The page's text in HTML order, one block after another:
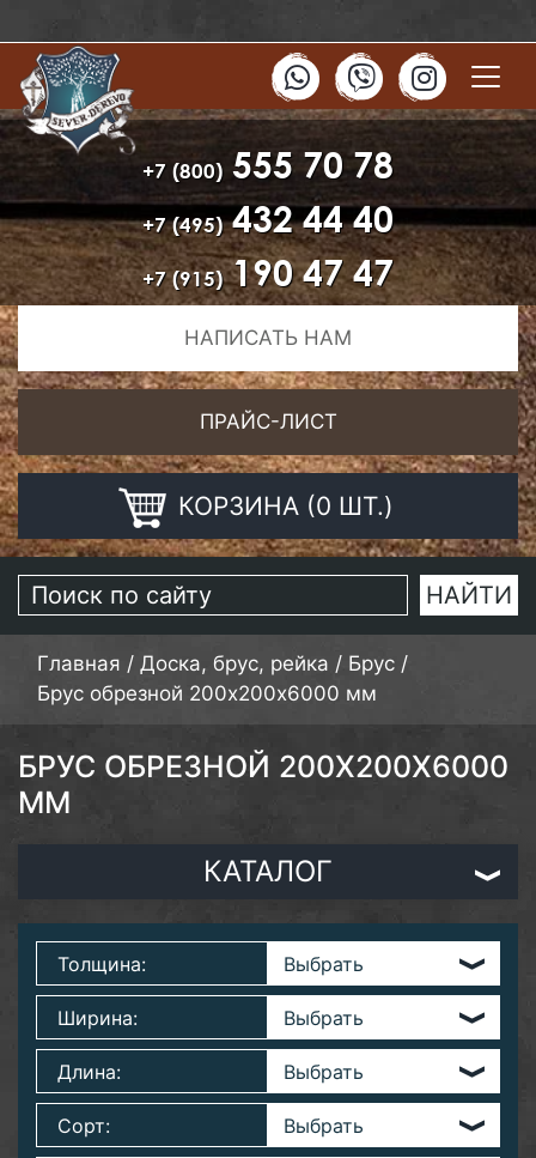
+7 (800) 555 70 78
+7 (495)432 44 40
+7 (915)190 47 47
НАПИСАТЬ НАМ
ПРАЙС-ЛИСТ
КОРЗИНА (0 ШТ.)
Главная / Доска, брус, рейка / Брус /
Брус обрезной 200х200х6000 мм
БРУС ОБРЕЗНОЙ 200Х200Х6000
ММ
КАТАЛОГ
Толщина:
Ширина:
Длина:
Сорт: